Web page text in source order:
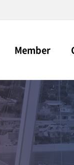
Member